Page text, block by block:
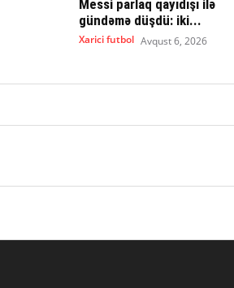
Messi parlaq qayıdışı ilə
gündəmə düşdü: iki...
Xarici futbol Avqust 6, 2026